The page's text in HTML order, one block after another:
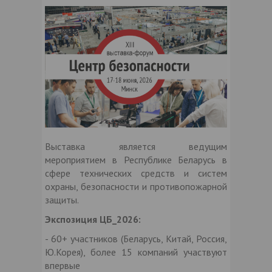
Выставка является ведущим
мероприятием в Республике Беларусь в
сфере технических средств и систем
охраны, безопасности и противопожарной
защиты.
Экспозиция ЦБ_2026:
- 60+ участников (Беларусь, Китай, Россия,
Ю.Корея), более 15 компаний участвуют
впервые